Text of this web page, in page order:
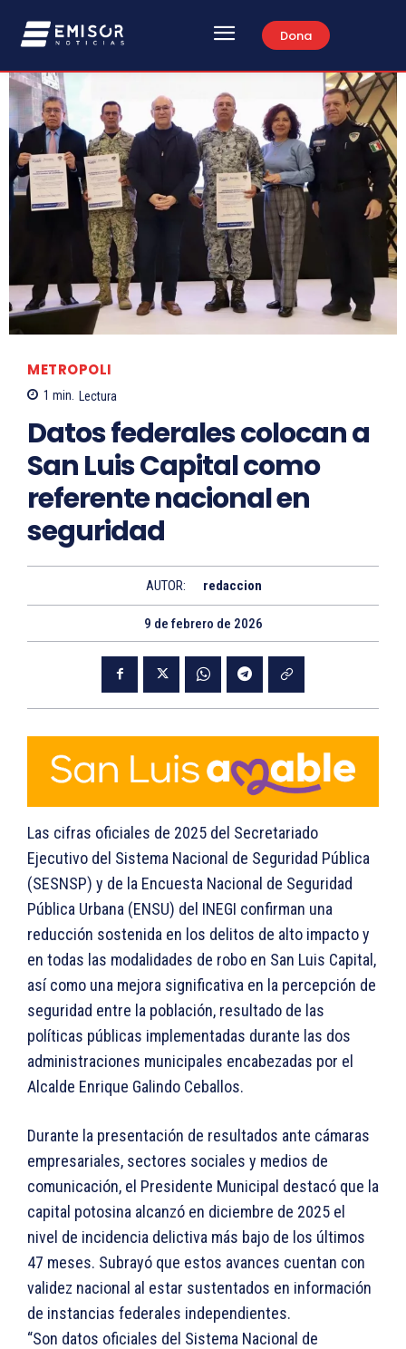
Dona
METROPOLI
1 min. Lectura
Datos federales colocan a
San Luis Capital como
referente nacional en
seguridad
AUTOR: redaccion
9 de febrero de 2026
Las cifras oficiales de 2025 del Secretariado
Ejecutivo del Sistema Nacional de Seguridad Pública
(SESNSP) y de la Encuesta Nacional de Seguridad
Pública Urbana (ENSU) del INEGI confirman una
reducción sostenida en los delitos de alto impacto y
en todas las modalidades de robo en San Luis Capital,
así como una mejora significativa en la percepción de
seguridad entre la población, resultado de las
políticas públicas implementadas durante las dos
administraciones municipales encabezadas por el
Alcalde Enrique Galindo Ceballos.
Durante la presentación de resultados ante cámaras
empresariales, sectores sociales y medios de
comunicación, el Presidente Municipal destacó que la
capital potosina alcanzó en diciembre de 2025 el
nivel de incidencia delictiva más bajo de los últimos
47 meses. Subrayó que estos avances cuentan con
validez nacional al estar sustentados en información
de instancias federales independientes.
“Son datos oficiales del Sistema Nacional de